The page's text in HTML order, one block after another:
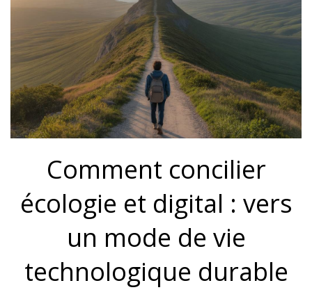
Comment concilier
écologie et digital : vers
un mode de vie
technologique durable